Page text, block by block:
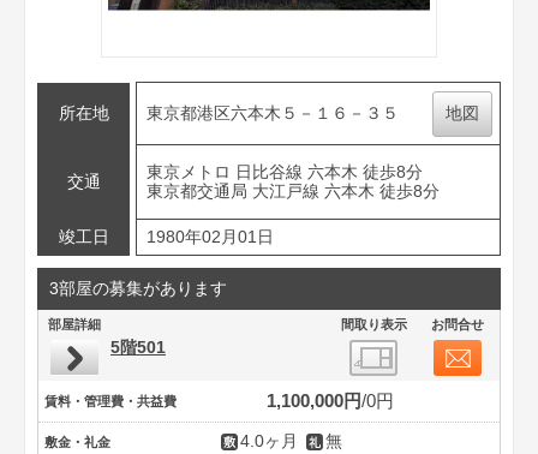
所在地 東京都港区六本木５－１６－３５ 地図
交通
東京メトロ 日比谷線 六本木 徒歩8分
東京都交通局 大江戸線 六本木 徒歩8分
竣工日 1980年02月01日
3部屋の募集があります
部屋詳細 間取り表示 お問合せ
5階501
賃料・管理費・共益費 1,100,000円 0円
敷金・礼金 4.0ヶ月 無